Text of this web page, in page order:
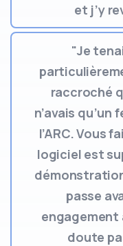
et j’y
"Je
raccroché
n’avais
l’ARC. Vous
logiciel est
passe
engagement
doute